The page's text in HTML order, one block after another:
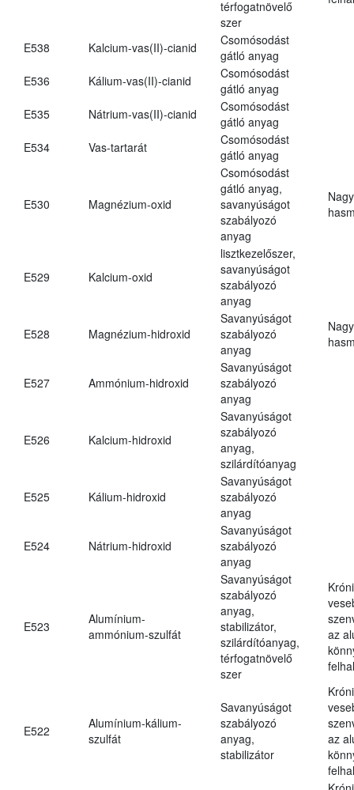
térfogatnövelő
szer
E538 Kalcium-vas(II)-cianid
Csomósodást
gátló anyag
E536
Kálium-vas(II)-cianid
Csomósodást
gátló anyag
E535
Nátrium-vas(II)-cianid
Csomósodást
gátló anyag
E534
Vas-tartarát
Csomósodást
gátló anyag
E530 Magnézium-oxid
Csomósodást
gátló anyag,
savanyúságot
szabályozó
anyag
E529 Kalcium-oxid
lisztkezelőszer,
savanyúságot
szabályozó
anyag
E528 Magnézium-hidroxid
Savanyúságot
szabályozó
anyag
E527 Ammónium-hidroxid
Savanyúságot
szabályozó
anyag
E526 Kalcium-hidroxid
Savanyúságot
szabályozó
anyag,
szilárdítóanyag
E525 Kálium-hidroxid
Savanyúságot
szabályozó
anyag
E524 Nátrium-hidroxid
Savanyúságot
szabályozó
anyag
E523
Alumínium-
ammónium-szulfát
Savanyúságot
szabályozó
anyag,
stabilizátor,
szilárdítóanyag,
térfogatnövelő
szer
az
E522
Alumínium-kálium-
szulfát
Savanyúságot
szabályozó
anyag,
stabilizátor
az